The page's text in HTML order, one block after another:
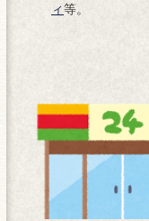
ィ等。